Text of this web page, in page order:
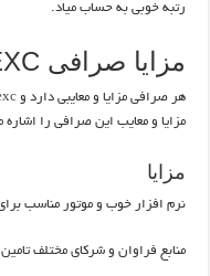
رتبه خوبی به حساب میاد.
مزایا صرافی MEXC
هر صرافی مزایا و معایبی دارد و
مزایا و معایب این صرافی را اشاره
مزایا
نرم افزار خوب و موتور مناسب
منابع فراوان و شرکای مختلف تامین